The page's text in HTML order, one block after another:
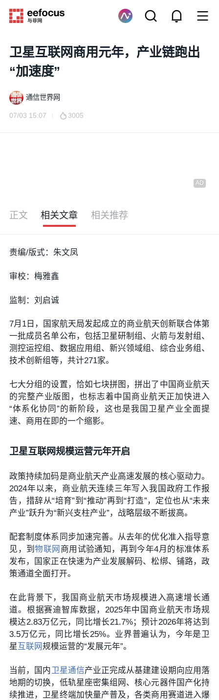
卫星互联网商用元年，产业链跑出
“加速度”
通信世界网
07/03 15:07 3005
正文 相关文章 相关推荐
责编/版式：朱文凤
审校：梅雅鑫
监制：刘启诚
7月1日，国家航天局发起成立的商业航天创新联合体第
一批成员名单公布，包括卫星研制组、‌火箭与发射组、‌
测控运控组、‌数据应用组、新兴领域组、综合业务组、
技术创新组等，共计271家。
七大分组的设置，恰如七块拼图，拼出了中国商业航天
的完整产业版图，也标志着中国商业航天正加快进入
“体系化协同”的新阶段，这也是我国卫星产业全面提
速、商用在即的一个缩影。
卫星互联网规模运营元年开启
政策持续加码是商业航天产业高速发展的核心驱动力。
2024年以来，商业航天连续三年写入我国政府工作报
告，措辞从“培育”到“推动”再到“打造”，定位也从“未来
产业”跃升为“新兴支柱产业”，战略层级不断拔高。
配套制度体系同步加速完善。从去年的优化准入指导意
见，到物联网 商用试验通知，再到今年4月的标准体系
发布，国家正在快速为产业发展解码、松绑、铺路，政
策通道全面打开。
在此背景下，我国商业航天市场规模进入高速增长通
道。根据赛迪智库数据，2025年中国商业航天市场规
模达2.83万亿元，同比增长21.7%；预计2026年将达到
3.5万亿元，同比增长25%。业界普遍认为，今年是卫
星互联网规模运营的“发展元年”。
当前，国内 卫星通信产业正完成从基建建设期向应用落
地期的切换，低轨星座密集组网、核心元器件国产化持
续推进，卫星终端加快量产普及，各类商用赛道进入爆